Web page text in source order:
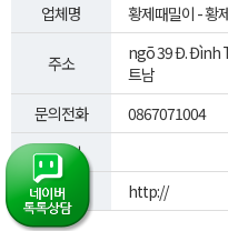
업체명 황제때밀이 - 황
주소
ngõ 39 Đ. Đình
트남
문의전화
0867071004
이메일
홈페이지
http://